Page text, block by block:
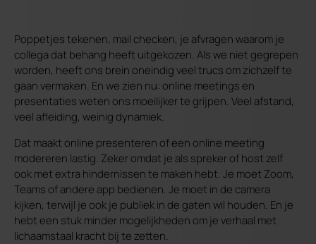
Poppetjes tekenen, mail checken, je afvragen waarom je
collega dat behang heeft uitgekozen. Als we niet gegrepen
worden, heeft ons brein oneindig veel trucs om zichzelf te
gaan vermaken. En we zien nu: online meetings en
presentaties weten ons moeilijker te grijpen. Veel afstand,
veel afleiding, weinig dynamiek.
Dat maakt online presenteren of een online meeting
modereren lastig. Zeker omdat je als spreker of host zelf
ook met extra hindernissen te maken hebt. Je moet Zoom,
Teams of andere app bedienen. Je moet in de camera
kijken, terwijl je ook je publiek in de gaten wil houden. En je
hebt een stuk minder mogelijkheden om je verhaal met
lichaamstaal kracht bij te zetten.